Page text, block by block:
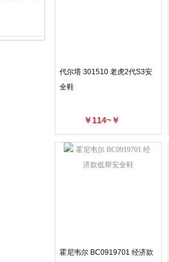
代尔塔 301510 老虎2代S3安
全鞋
￥114~￥
霍尼韦尔 BC0919701 经济款